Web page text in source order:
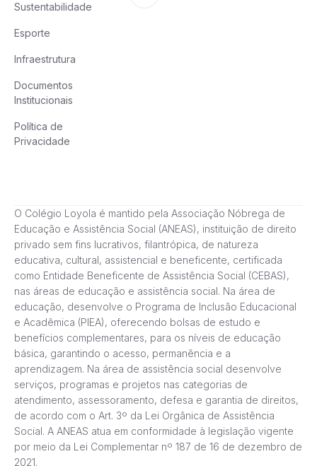
Sustentabilidade
Esporte
Infraestrutura
Documentos
Institucionais
Política de
Privacidade
O Colégio Loyola é mantido pela Associação Nóbrega de
Educação e Assistência Social (ANEAS), instituição de direito
privado sem fins lucrativos, filantrópica, de natureza
educativa, cultural, assistencial e beneficente, certificada
como Entidade Beneficente de Assistência Social (CEBAS),
nas áreas de educação e assistência social. Na área de
educação, desenvolve o Programa de Inclusão Educacional
e Acadêmica (PIEA), oferecendo bolsas de estudo e
benefícios complementares, para os níveis de educação
básica, garantindo o acesso, permanência e a
aprendizagem. Na área de assistência social desenvolve
serviços, programas e projetos nas categorias de
atendimento, assessoramento, defesa e garantia de direitos,
de acordo com o Art. 3º da Lei Orgânica de Assistência
Social. A ANEAS atua em conformidade à legislação vigente
por meio da Lei Complementar nº 187 de 16 de dezembro de
2021.